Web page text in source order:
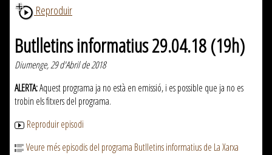
Reproduir
Butlletins informatius 29.04.18 (19h)
Diumenge, 29 d'Abril de 2018
ALERTA:Aquest programa ja no està en emissió, i es possible que ja no es
trobin els fitxers del programa.
Reproduir episodi
Veure més episodis del programa Butlletins informatius de La Xarxa